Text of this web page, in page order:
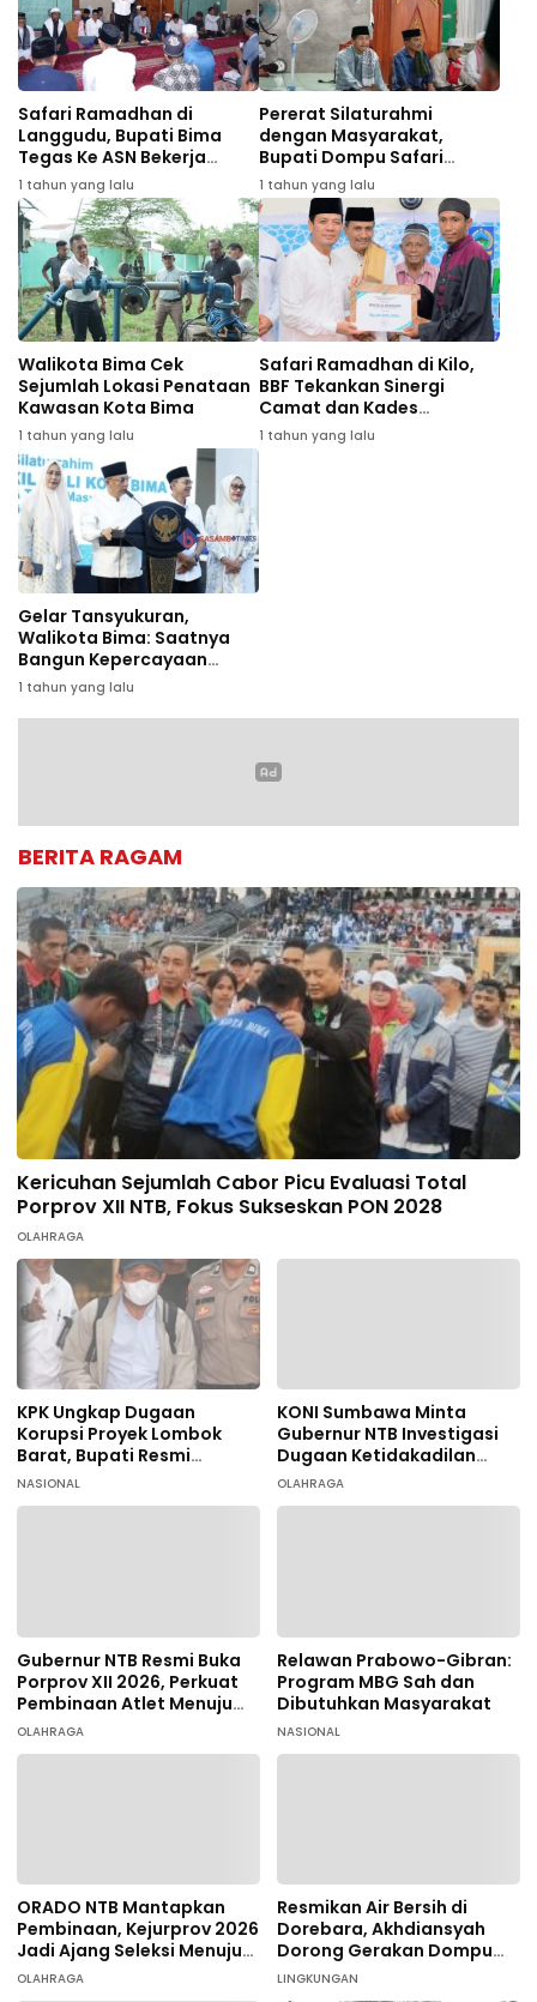
Safari Ramadhan di
Langgudu, Bupati Bima
Tegas Ke ASN Bekerja
Profesional
1 tahun yang lalu
Pererat Silaturahmi
dengan Masyarakat,
Bupati Dompu Safari
Ramadhan di Desa
Tanjung
1 tahun yang lalu
Walikota Bima Cek
Sejumlah Lokasi Penataan
Kawasan Kota Bima
1 tahun yang lalu
Safari Ramadhan di Kilo,
BBF Tekankan Sinergi
Camat dan Kades
Wujudkan Dompu Maju
1 tahun yang lalu
Gelar Tansyukuran,
Walikota Bima: Saatnya
Bangun Kepercayaan
Masyarakat
1 tahun yang lalu
BERITA RAGAM
Kericuhan Sejumlah Cabor Picu Evaluasi Total
Porprov XII NTB, Fokus Sukseskan PON 2028
OLAHRAGA
KPK Ungkap Dugaan
Korupsi Proyek Lombok
Barat, Bupati Resmi
Tersangka
NASIONAL
KONI Sumbawa Minta
Gubernur NTB Investigasi
Dugaan Ketidakadilan
terhadap 9 Atlet
OLAHRAGA
Gubernur NTB Resmi Buka
Porprov XII 2026, Perkuat
Pembinaan Atlet Menuju
PON 2028
OLAHRAGA
Relawan Prabowo-Gibran:
Program MBG Sah dan
Dibutuhkan Masyarakat
NASIONAL
ORADO NTB Mantapkan
Pembinaan, Kejurprov 2026
Jadi Ajang Seleksi Menuju
Nasional
OLAHRAGA
Resmikan Air Bersih di
Dorebara, Akhdiansyah
Dorong Gerakan Dompu
Hijau
LINGKUNGAN